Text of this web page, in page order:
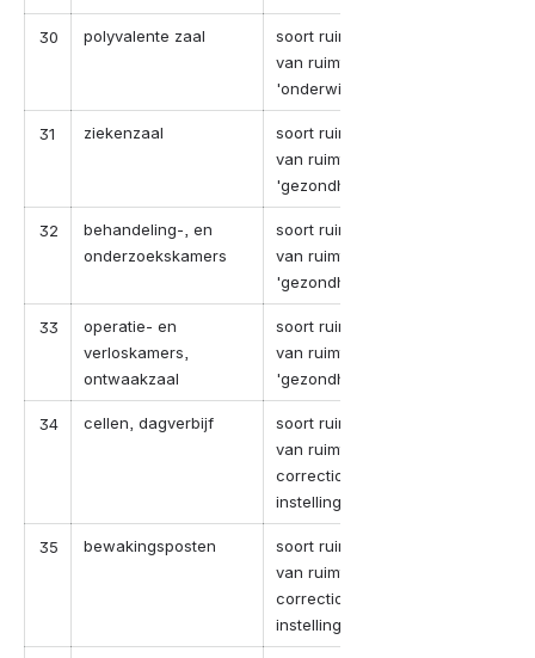
30 polyvalente zaal
soort ruimte in geval
van ruimte-categorie
'onderwijsinstellingen'
31 ziekenzaal
soort ruimte in geval
van ruimte-categorie
'gezondheidszorg'
32
behandeling-, en
onderzoekskamers
soort ruimte in geval
van ruimte-categorie
'gezondheidszorg'
33
operatie- en
verloskamers,
ontwaakzaal
soort ruimte in geval
van ruimte-categorie
'gezondheidszorg'
34 cellen, dagverbijf
soort ruimte in geval
van ruimte-categorie '
correctionele
instellingen'
35 bewakingsposten
soort ruimte in geval
van ruimte-categorie '
correctionele
instellingen'